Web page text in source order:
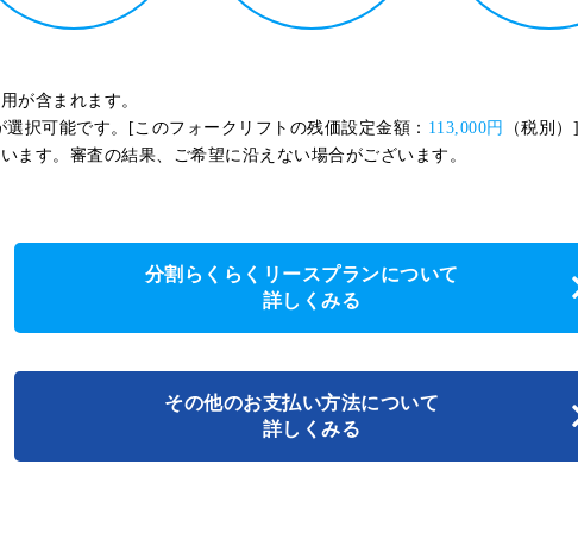
が含まれます。
択可能です。[このフォークリフトの残価設定金額： 113,000円
（税別）
ます。審査の結果、ご希望に沿えない場合がございます。
分割らくらくリースプランについて
詳しくみる
その他のお支払い方法について
詳しくみる